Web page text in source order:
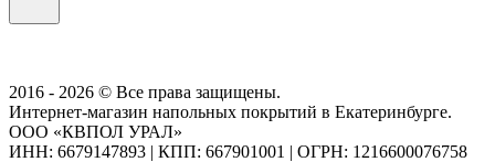
2016 - 2026 © Все права защищены.
Интернет-магазин напольных покрытий в Екатеринбурге.
ООО «КВПОЛ УРАЛ»
ИНН: 6679147893 | КПП: 667901001 | ОГРН: 1216600076758